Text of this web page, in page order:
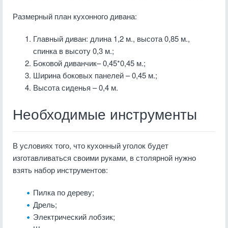
Размерный план кухонного дивана:
Главный диван: длина 1,2 м., высота 0,85 м.,
спинка в высоту 0,3 м.;
Боковой диванчик– 0,45*0,45 м.;
Ширина боковых панелей – 0,45 м.;
Высота сиденья – 0,4 м.
Необходимые инструменты
В условиях того, что кухонный уголок будет
изготавливаться своими руками, в столярной нужно
взять набор инструментов:
Пилка по дереву;
Дрель;
Электрический лобзик;